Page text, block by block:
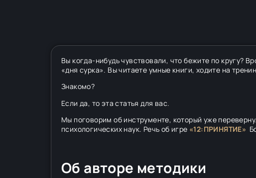
Вы когда-нибудь чувствовали, что бежите по кругу?
«дня сурка». Вы читаете умные книги, ходите на
Знакомо?
Если да, то эта статья для вас.
Мы поговорим об инструменте, который уже
психологических наук. Речь об игре «12:ПРИНЯТИЕ»
Об авторе методики